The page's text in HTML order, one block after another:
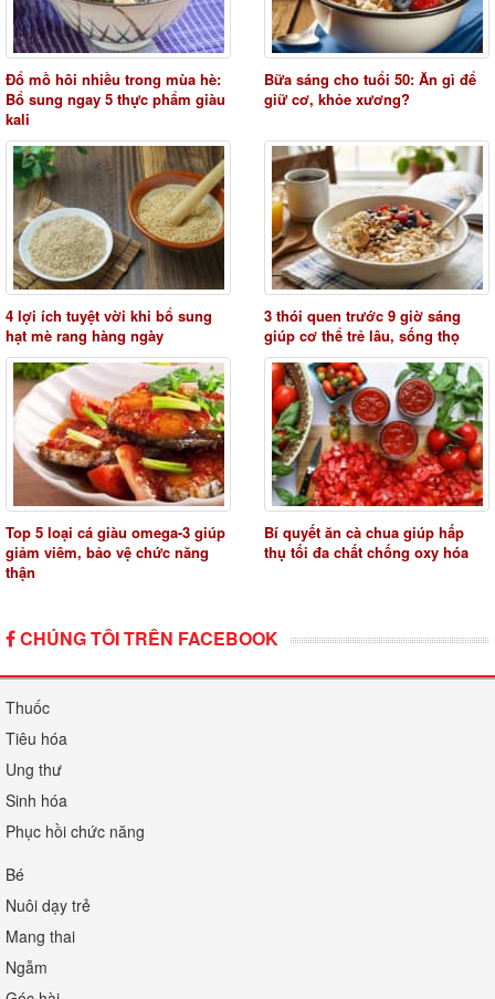
Đổ mồ hôi nhiều trong mùa hè:
Bổ sung ngay 5 thực phẩm giàu
kali
Bữa sáng cho tuổi 50: Ăn gì để
giữ cơ, khỏe xương?
4 lợi ích tuyệt vời khi bổ sung
hạt mè rang hàng ngày
3 thói quen trước 9 giờ sáng
giúp cơ thể trẻ lâu, sống thọ
Top 5 loại cá giàu omega-3 giúp
giảm viêm, bảo vệ chức năng
thận
Bí quyết ăn cà chua giúp hấp
thụ tối đa chất chống oxy hóa
CHÚNG TÔI TRÊN FACEBOOK
Thuốc
Tiêu hóa
Ung thư
Sinh hóa
Phục hồi chức năng
Bé
Nuôi dạy trẻ
Mang thai
Ngẫm